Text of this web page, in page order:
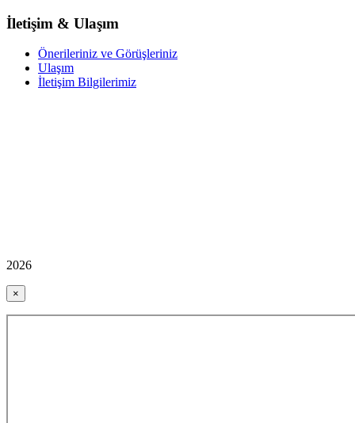
İletişim & Ulaşım
Önerileriniz ve Görüşleriniz
Ulaşım
İletişim Bilgilerimiz
2026
×